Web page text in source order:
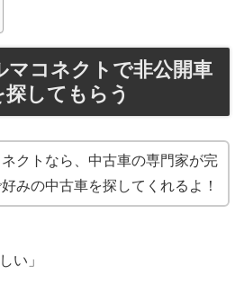
マコネクトで非公開車
してもらう
クトなら、中古車の専門家が完
みの中古車を探してくれるよ！
い」